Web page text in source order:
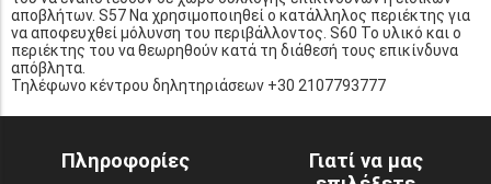
αποβλήτων. S57 Να χρησιμοποιηθεί ο κατάλληλος περιέκτης για
να αποφευχθεί μόλυνση του περιβάλλοντος. S60 Το υλικό και ο
περιέκτης του να θεωρηθούν κατά τη διάθεσή τους επικίνδυνα
απόβλητα.
Τηλέφωνο κέντρου δηλητηριάσεων +30 2107793777
Πληροφορίες
Γιατί να μας